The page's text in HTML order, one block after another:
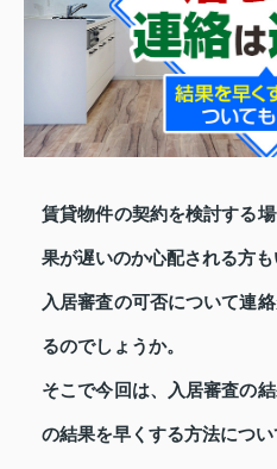
賃貸物件の契約を検討する
果が遅いのか心配される方も
入居審査の可否について連
るのでしょうか。
そこで今回は、入居審査の
の結果を早くする方法につい